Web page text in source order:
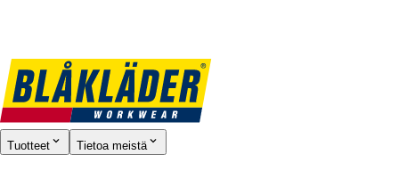
Tuotteet Tietoa meistä